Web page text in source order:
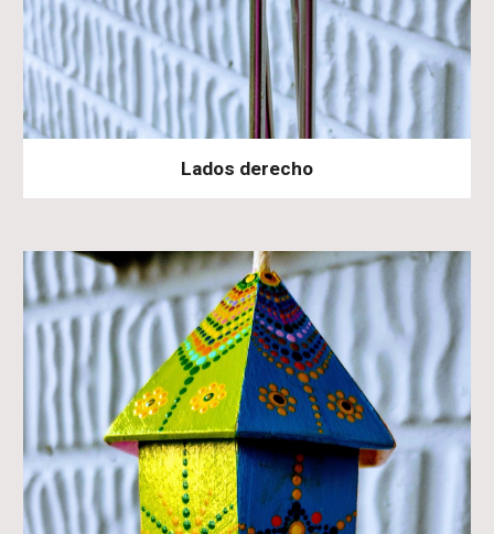
Lados derecho